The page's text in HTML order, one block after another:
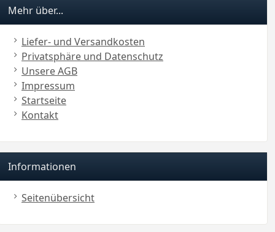
Mehr über...
Liefer- und Versandkosten
Privatsphäre und Datenschutz
Unsere AGB
Impressum
Startseite
Kontakt
Informationen
Seitenübersicht